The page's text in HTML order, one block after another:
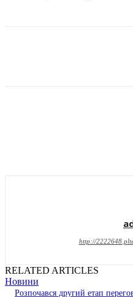
http://
RELATED ARTICLES
Новини
Розпочався другий етап